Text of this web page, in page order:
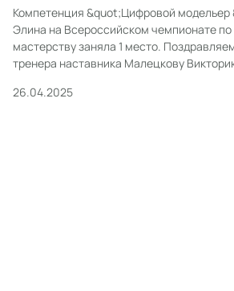
Компетенция &quot;Цифровой модельер
Элина на Всероссийском чемпионате
мастерству заняла 1 место.
тренера наставника Малецкову
победой желаем успехов в работе.
26.04.2025